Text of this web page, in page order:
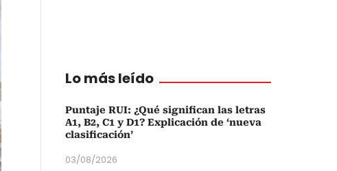
Lo más leído
Puntaje RUI: ¿Qué significan las letras
A1, B2, C1 y D1? Explicación de ‘nueva
clasificación’
03/08/2026